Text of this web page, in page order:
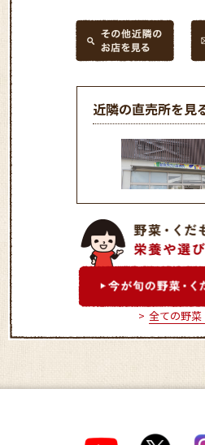
近隣の直売所を見
農協市場館 四季の
全ての野